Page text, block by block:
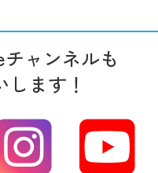
ャンネルも
ます！